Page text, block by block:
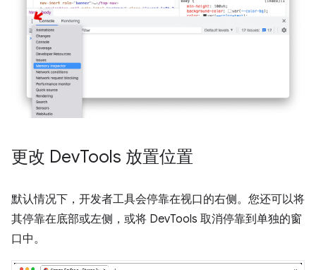
更改 DevTools 放置位置
默认情况下，开发者工具会停靠在视口的右侧。您还可以将
其停靠在底部或左侧，或将 DevTools 取消停靠到单独的窗
口中。